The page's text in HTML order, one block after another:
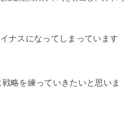
ナスになってしまっています
略を練っていきたいと思いま